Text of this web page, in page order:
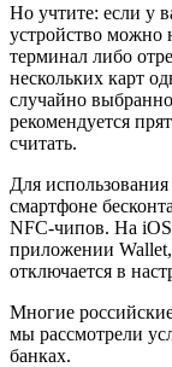
Но учтите: если у
устройство можно
терминал либо
нескольких карт
случайно
рекомендуется
считать.
Для
смартфоне
NFC-чипов. На iOS
приложении Wallet,
отключается в
Многие
мы рассмотрели
банках.